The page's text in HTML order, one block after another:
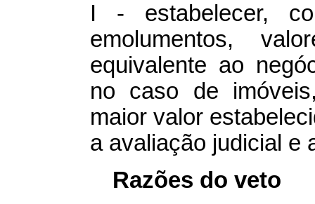
I - estabelecer,
emolumentos,
equivalente ao
no caso de
maior valor
a avaliação judicial e
Razões do veto